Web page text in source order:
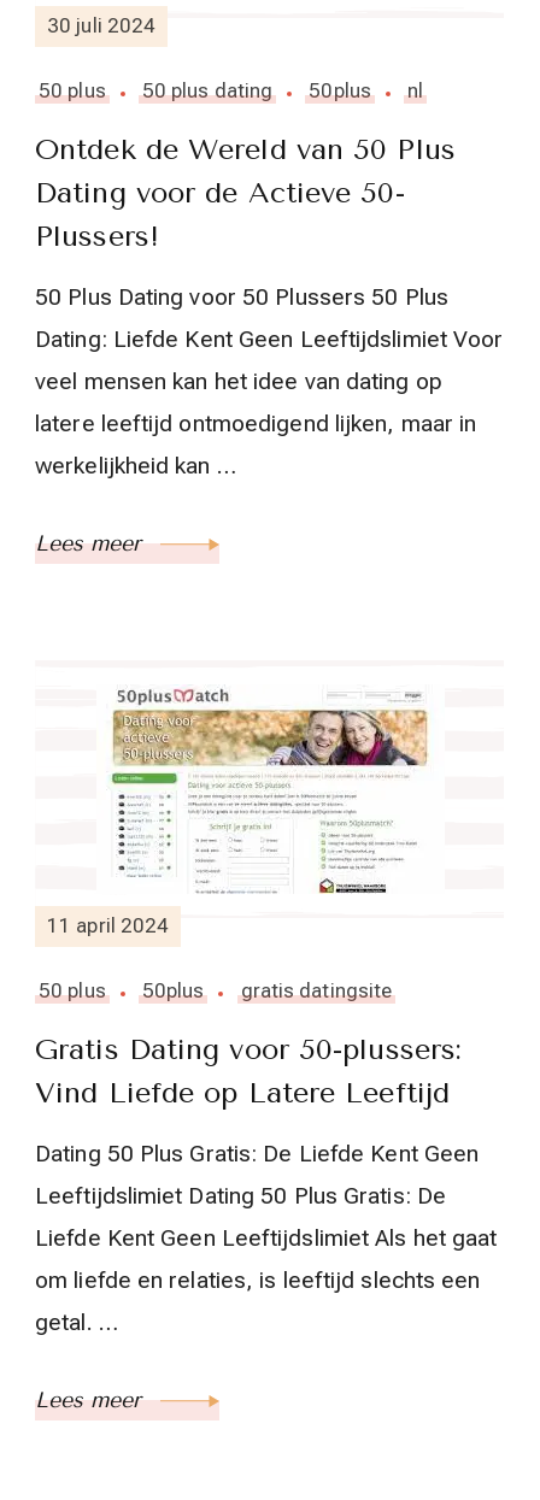
30 juli 2024
50 plus 50 plus dating 50plus nl
Ontdek de Wereld van 50 Plus
Dating voor de Actieve 50-
Plussers!
50 Plus Dating voor 50 Plussers 50 Plus
Dating: Liefde Kent Geen Leeftijdslimiet Voor
veel mensen kan het idee van dating op
latere leeftijd ontmoedigend lijken, maar in
werkelijkheid kan …
Lees meer
11 april 2024
50 plus 50plus gratis datingsite
Gratis Dating voor 50-plussers:
Vind Liefde op Latere Leeftijd
Dating 50 Plus Gratis: De Liefde Kent Geen
Leeftijdslimiet Dating 50 Plus Gratis: De
Liefde Kent Geen Leeftijdslimiet Als het gaat
om liefde en relaties, is leeftijd slechts een
getal. …
Lees meer